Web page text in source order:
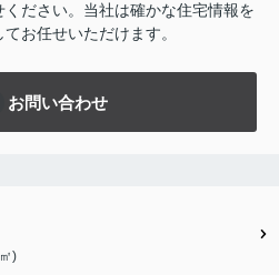
ださい。当社は確かな住宅情報を
お任せいただけます。
お問い合わせ
)